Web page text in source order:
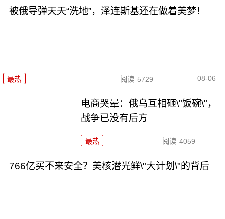
被俄导弹天天“洗地”，泽连斯基还在做着美梦！
最热 阅读 5729 08-06
电商哭晕：俄乌互相砸\"饭碗\"，
战争已没有后方
最热 阅读 4059
766亿买不来安全？美核潜光鲜\"大计划\"的背后